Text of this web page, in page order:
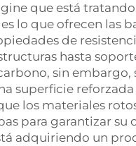
que está
lo que ofrecen las
de
hasta
sin
superficie
los materiales
para garantizar
adquiriendo un